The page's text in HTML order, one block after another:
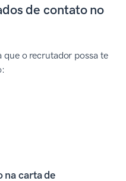
de contato no
que o recrutador possa te
na carta de